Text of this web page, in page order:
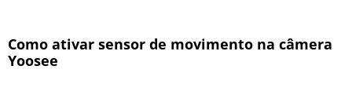
Como ativar sensor de movimento na câmera
Yoosee